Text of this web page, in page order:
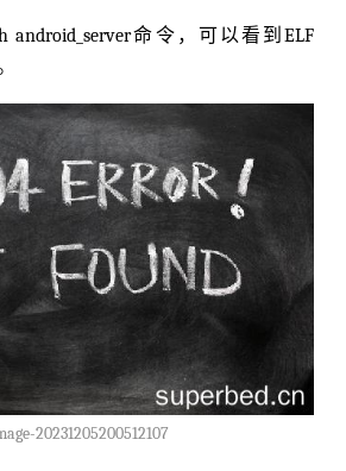
android_server命令，可以看到ELF
20231205200512107